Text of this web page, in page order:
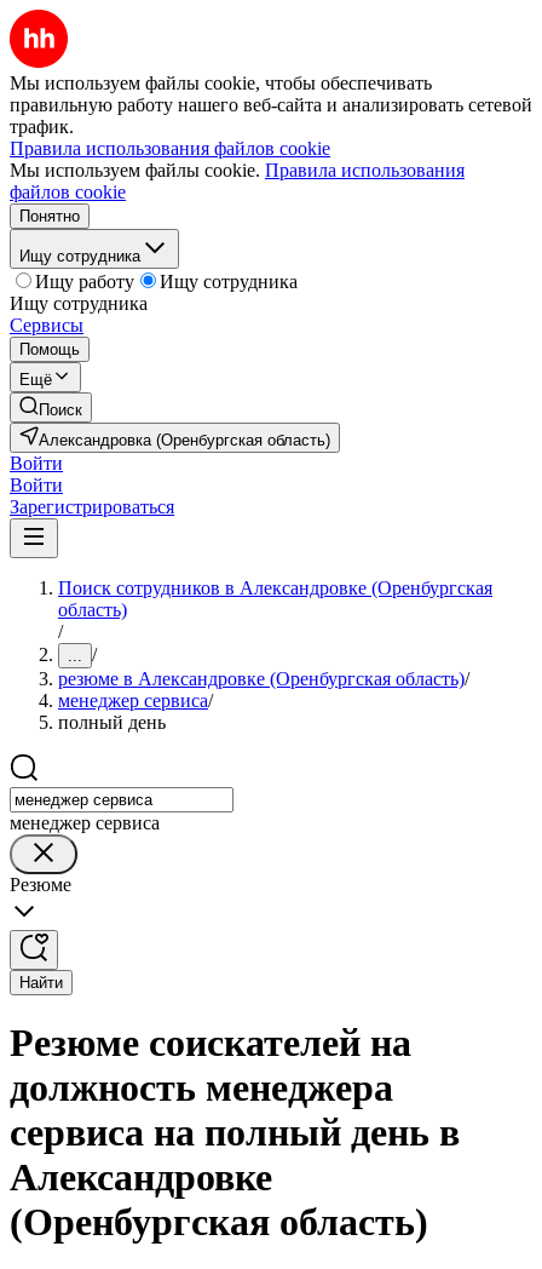
Мы используем файлы cookie, чтобы обеспечивать
правильную работу нашего веб-сайта и анализировать сетевой
трафик.
Правила использования файлов cookie
Мы используем файлы cookie. Правила использования
файлов cookie
Понятно
Ищу сотрудника
Ищу работу
Ищу сотрудника
Ищу сотрудника
Сервисы
Помощь
Ещё
Поиск
Александровка (Оренбургская область)
Войти
Войти
Зарегистрироваться
Поиск сотрудников в Александровке (Оренбургская
область)
/
... /
резюме в Александровке (Оренбургская область)/
менеджер сервиса/
полный день
менеджер сервиса
Резюме
Найти
Резюме соискателей на
должность менеджера
сервиса на полный день в
Александровке
(Оренбургская область)